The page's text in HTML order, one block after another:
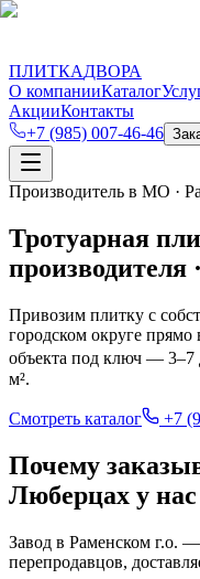
ПЛИТКАДВОРА
О компанииКаталог
АкцииКонтакты
+7 (985) 007-46-46
Производитель в МО ·
Тротуарная
производителя
Привозим плитку с
городском округе прямо
объекта под ключ — 3–7
м².
Смотреть каталог +7
Почему
Люберцах у нас
Завод в Раменском г.о.
перепродавцов,